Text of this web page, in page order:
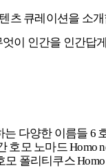
츠 큐레이션을 소
이 인간을 인간답